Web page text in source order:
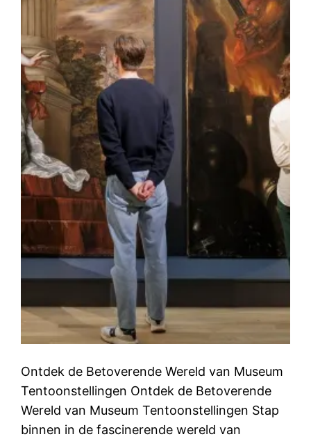
Ontdek de Betoverende Wereld van Museum
Tentoonstellingen Ontdek de Betoverende
Wereld van Museum Tentoonstellingen Stap
binnen in de fascinerende wereld van